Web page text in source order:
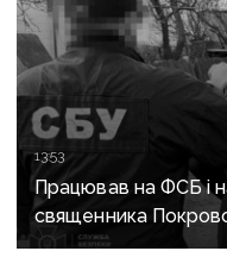
13:53
Працював на ФСБ і
священника
років